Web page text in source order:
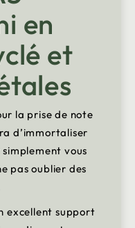
en
et
la prise de note
d’immortaliser
vous
pas oublier des
excellent support